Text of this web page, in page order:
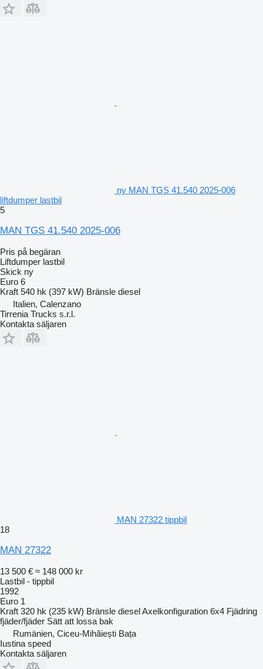
ny MAN TGS 41.540 2025-006
liftdumper lastbil
5
MAN TGS 41.540 2025-006
Pris på begäran
Liftdumper lastbil
Skick ny
Euro 6
Kraft 540 hk (397 kW) Bränsle diesel
Italien, Calenzano
Tirrenia Trucks s.r.l.
Kontakta säljaren
MAN 27322 tippbil
18
MAN 27322
13 500 € ≈ 148 000 kr
Lastbil - tippbil
1992
Euro 1
Kraft 320 hk (235 kW) Bränsle dieselAxelkonfiguration 6x4 Fjädring
fjäder/fjäder Sätt att lossa bak
Rumänien, Ciceu-Mihăiești Bața
Iustina speed
Kontakta säljaren